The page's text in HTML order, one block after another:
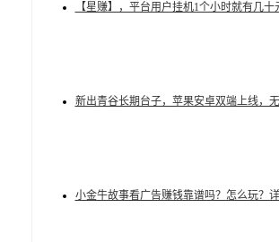
【星赚】，平台用户挂机1个小时就有几
新出青谷长期台子，苹果安卓双端上线，
小金牛故事看广告赚钱靠谱吗？怎么玩？